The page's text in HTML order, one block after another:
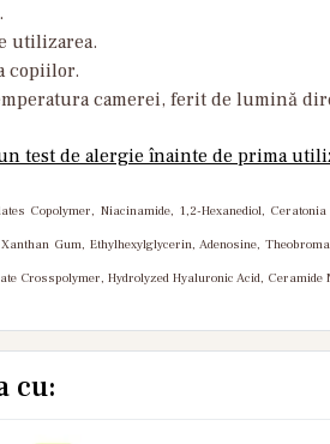
utilizarea.
copiilor.
camerei, ferit de lumină
test de alergie înainte de prima
Copolymer, Niacinamide, 1,2-Hexanediol,
Gum, Ethylhexylglycerin, Adenosine,
Crosspolymer, Hydrolyzed Hyaluronic Acid,
cu: